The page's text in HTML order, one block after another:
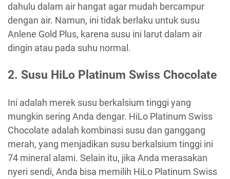
dahulu dalam air hangat agar mudah bercampur
dengan air. Namun, ini tidak berlaku untuk susu
Anlene Gold Plus, karena susu ini larut dalam air
dingin atau pada suhu normal.
2. Susu HiLo Platinum Swiss Chocolate
Ini adalah merek susu berkalsium tinggi yang
mungkin sering Anda dengar. HiLo Platinum Swiss
Chocolate adalah kombinasi susu dan ganggang
merah, yang menjadikan susu berkalsium tinggi ini
74 mineral alami. Selain itu, jika Anda merasakan
nyeri sendi, Anda bisa memilih HiLo Platinum Swiss